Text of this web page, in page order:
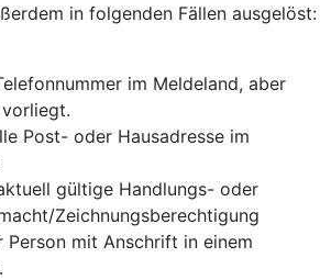
in folgenden Fällen ausgelöst:
im Meldeland, aber
Post- oder Hausadresse im
gültige Handlungs- oder
Zeichnungsberechtigung
Person mit Anschrift in einem